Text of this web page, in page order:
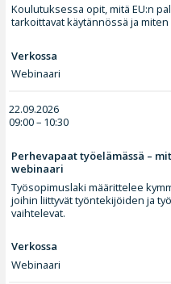
Koulutuksessa opit, mitä EU:n
tarkoittavat käytännössä ja
Verkossa
Webinaari
22.09.2026
09:00 – 10:30
Perhevapaat työelämässä –
webinaari
Työsopimuslaki määrittelee
joihin liittyvät työntekijöiden ja
vaihtelevat.
Verkossa
Webinaari